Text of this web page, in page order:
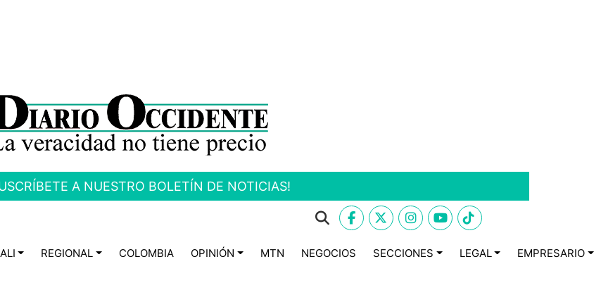
A NUESTRO BOLETÍN DE NOTICIAS!
REGIONAL COLOMBIA OPINIÓN MTN NEGOCIOS SECCIONES LEGAL EMPRESARIO